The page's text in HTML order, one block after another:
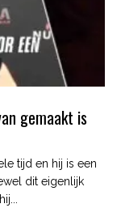
gemaakt is
tijd en hij is een
dit eigenlijk